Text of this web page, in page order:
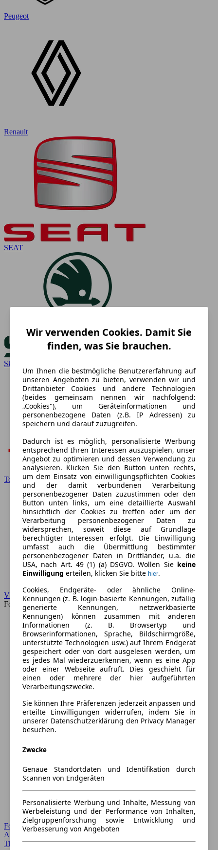
Peugeot
Renault
SEAT
Skoda
Toyota
VW
Forum
Forum Startseite
Alle Auto-Foren
Themen-Forum
Wir verwenden Cookies. Damit Sie
finden, was Sie brauchen.
Um Ihnen die bestmögliche Benutzererfahrung auf
unseren Angeboten zu bieten, verwenden wir und
Drittanbieter Cookies und andere Technologien
(beides gemeinsam nennen wir nachfolgend:
„Cookies"), um Geräteinformationen und
personenbezogene Daten (z.B. IP Adressen) zu
speichern und darauf zuzugreifen.
Dadurch ist es möglich, personalisierte Werbung
entsprechend Ihren Interessen auszuspielen, unser
Angebot zu optimieren und dessen Verwendung zu
analysieren. Klicken Sie den Button unten rechts,
um dem Einsatz von einwilligungspflichten Cookies
und der damit verbundenen Verarbeitung
personenbezogener Daten zuzustimmen oder den
Button unten links, um eine detaillierte Auswahl
hinsichtlich der Cookies zu treffen oder um der
Verarbeitung personenbezogener Daten zu
widersprechen, soweit diese auf Grundlage
berechtigter Interessen erfolgt. Die Einwilligung
umfasst auch die Übermittlung bestimmter
personenbezogener Daten in Drittländer, u.a. die
USA, nach Art. 49 (1) (a) DSGVO. Wollen Sie keine
Einwilligung erteilen, klicken Sie bitte hier.
Cookies, Endgeräte- oder ähnliche Online-
Kennungen (z. B. login-basierte Kennungen, zufällig
generierte Kennungen, netzwerkbasierte
Kennungen) können zusammen mit anderen
Informationen (z. B. Browsertyp und
Browserinformationen, Sprache, Bildschirmgröße,
unterstützte Technologien usw.) auf Ihrem Endgerät
gespeichert oder von dort ausgelesen werden, um
es jedes Mal wiederzuerkennen, wenn es eine App
oder einer Webseite aufruft. Dies geschieht für
einen oder mehrere der hier aufgeführten
Verarbeitungszwecke.
Sie können Ihre Präferenzen jederzeit anpassen und
erteilte Einwilligungen widerrufen, indem Sie in
unserer Datenschutzerklärung den Privacy Manager
besuchen.
Zwecke
Genaue Standortdaten und Identifikation durch
Scannen von Endgeräten
Personalisierte Werbung und Inhalte, Messung von
Werbeleistung und der Performance von Inhalten,
Zielgruppenforschung sowie Entwicklung und
Verbesserung von Angeboten